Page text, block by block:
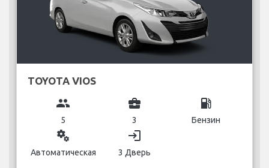
TOYOTA VIOS
group
5
business_center
3
local_gas_station
Бензин
miscellaneous_services
Автоматическая
login
3 Дверь